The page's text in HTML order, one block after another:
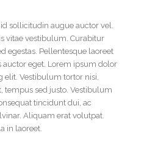
sollicitudin augue auctor vel.
vitae vestibulum. Curabitur
egestas. Pellentesque laoreet
auctor eget. Lorem ipsum dolor
elit. Vestibulum tortor nisi,
tempus sed justo. Vestibulum
tincidunt dui, ac
Aliquam erat volutpat.
in laoreet.